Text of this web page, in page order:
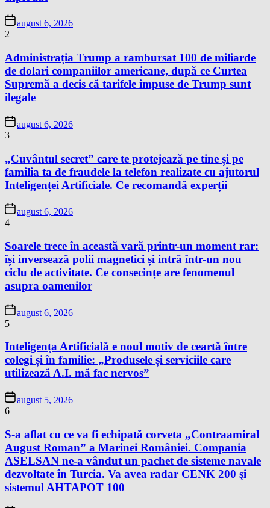
august 6, 2026
2
Administrația Trump a rambursat 100 de miliarde
de dolari companiilor americane, după ce Curtea
Supremă a decis că tarifele impuse de Trump sunt
ilegale
august 6, 2026
3
„Cuvântul secret” care te protejează pe tine și pe
familia ta de fraudele la telefon realizate cu ajutorul
Inteligenței Artificiale. Ce recomandă experții
august 6, 2026
4
Soarele trece în această vară printr-un moment rar:
își inversează polii magnetici și intră într-un nou
ciclu de activitate. Ce consecințe are fenomenul
asupra oamenilor
august 6, 2026
5
Inteligența Artificială e noul motiv de ceartă între
colegi și în familie: „Produsele și serviciile care
utilizează A.I. mă fac nervos”
august 5, 2026
6
S-a aflat cu ce va fi echipată corveta „Contraamiral
August Roman” a Marinei României. Compania
ASELSAN ne-a vândut un pachet de sisteme navale
dezvoltate în Turcia. Va avea radar CENK 200 şi
sistemul AHTAPOT 100